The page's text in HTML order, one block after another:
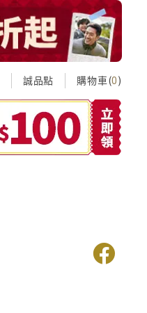
誠品點 購物車(0)